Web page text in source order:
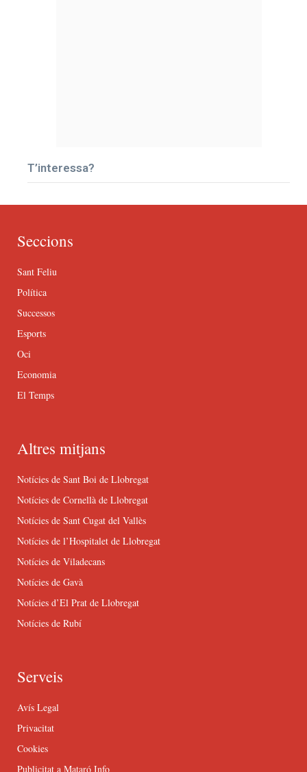
T’interessa?
Seccions
Sant Feliu
Política
Successos
Esports
Oci
Economia
El Temps
Altres mitjans
Notícies de Sant Boi de Llobregat
Notícies de Cornellà de Llobregat
Notícies de Sant Cugat del Vallès
Notícies de l’Hospitalet de Llobregat
Notícies de Viladecans
Notícies de Gavà
Notícies d’El Prat de Llobregat
Notícies de Rubí
Serveis
Avís Legal
Privacitat
Cookies
Publicitat a Mataró Info